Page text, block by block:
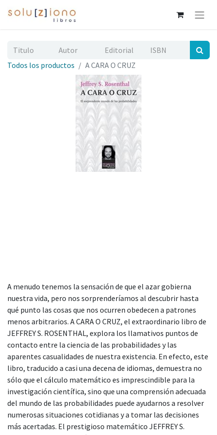
Todos los productos A CARA O CRUZ
A menudo tenemos la sensación de que el azar gobierna
nuestra vida, pero nos sorprenderíamos al descubrir hasta
qué punto las cosas que nos ocurren obedecen a patrones
menos arbitrarios. A CARA O CRUZ, el extraordinario libro de
JEFFREY S. ROSENTHAL, explora los llamativos puntos de
contacto entre la ciencia de las probabilidades y las
aparentes casualidades de nuestra existencia. En efecto, este
libro, traducido a casi una decena de idiomas, demuestra no
sólo que el cálculo matemático es imprescindible para la
investigación científica, sino que una comprensión adecuada
del mundo de las probabilidades puede ayudarnos a resolver
numerosas situaciones cotidianas y a tomar las decisiones
más acertadas. El prestigioso matemático JEFFREY S.